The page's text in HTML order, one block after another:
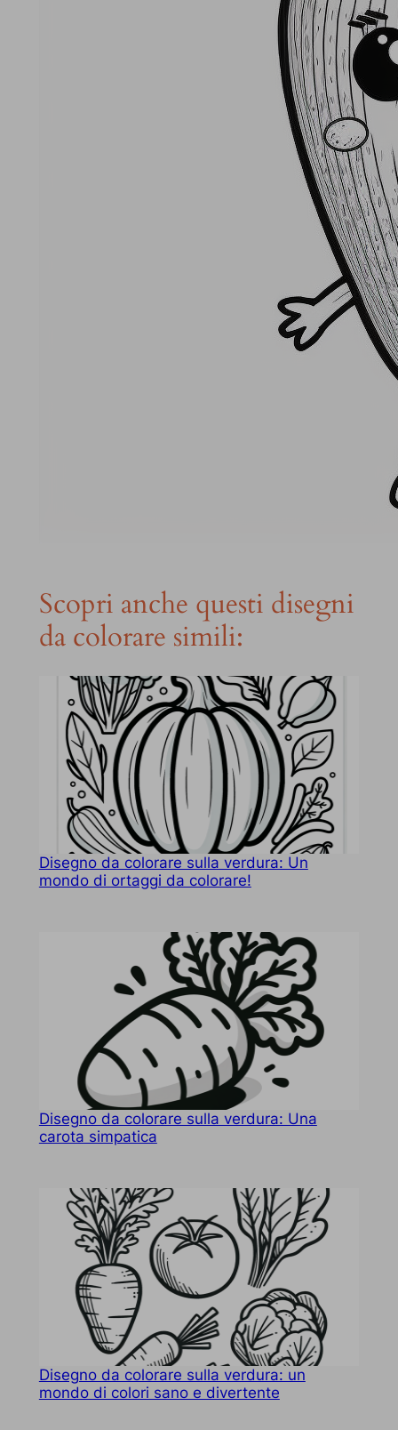
Scopri anche questi disegni
da colorare simili:
Disegno da colorare sulla verdura: Un
mondo di ortaggi da colorare!
Disegno da colorare sulla verdura: Una
carota simpatica
Disegno da colorare sulla verdura: un
mondo di colori sano e divertente